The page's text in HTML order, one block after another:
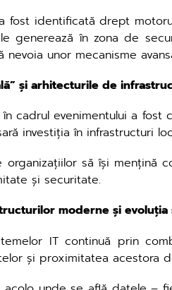
fost identificată drept
generează în zona de
nevoia unor mecanisme
și arhitecturile de
cadrul evenimentului a
investiția în infrastructuri
să își mențină
și securitate.
moderne și evoluția
IT continuă prin
și proximitatea acestora